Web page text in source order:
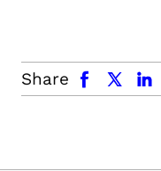
Share
facebook x.com linkedin